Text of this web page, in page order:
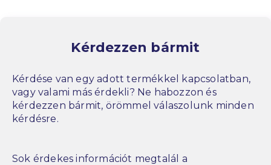
Kérdezzen bármit
Kérdése van egy adott termékkel kapcsolatban,
vagy valami más érdekli? Ne habozzon és
kérdezzen bármit, örömmel válaszolunk minden
kérdésre.
Sok érdekes információt megtalál a